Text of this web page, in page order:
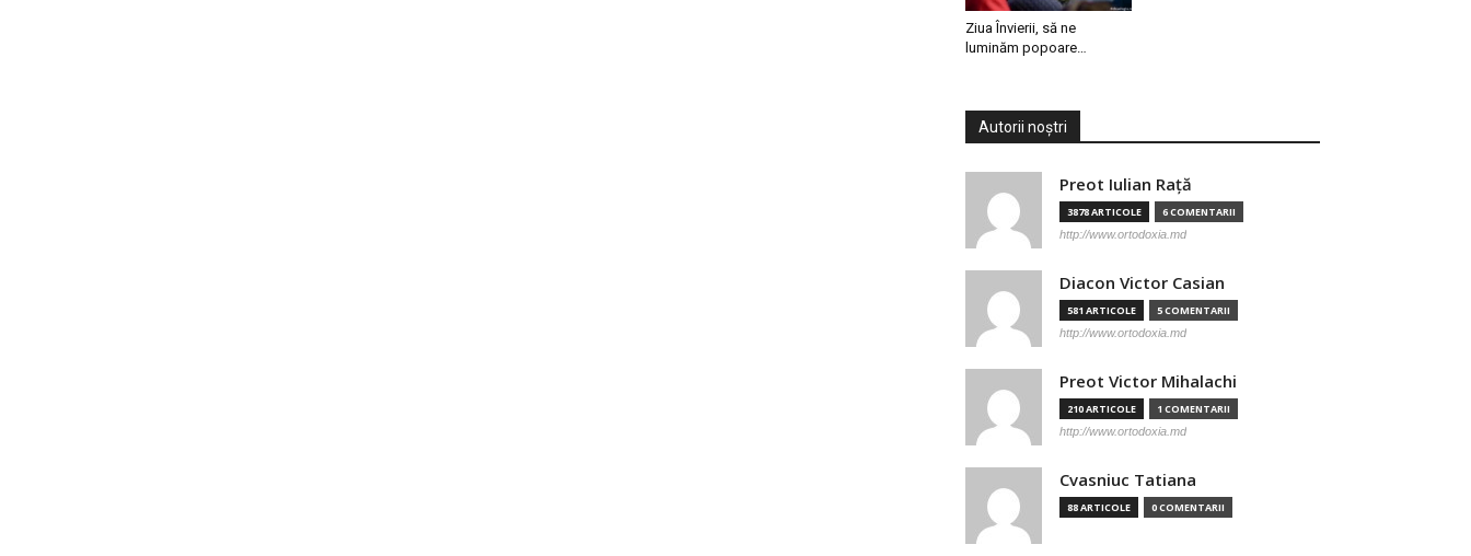
Ziua Învierii, să ne
luminăm popoare…
Autorii noștri
Preot Iulian Raţă
3878 ARTICOLE 6 COMENTARII
http://www.ortodoxia.md
Diacon Victor Casian
581 ARTICOLE 5 COMENTARII
http://www.ortodoxia.md
Preot Victor Mihalachi
210 ARTICOLE 1 COMENTARII
http://www.ortodoxia.md
Cvasniuc Tatiana
88 ARTICOLE 0 COMENTARII